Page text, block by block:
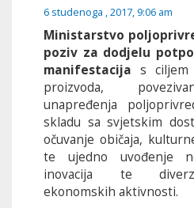
6 studenoga , 2017, 9:06 am
Ministarstvo
poziv za dodjelu
manifestacija s ciljem
proizvoda,
unapređenja
skladu sa svjetskim
očuvanje običaja,
te ujedno uvođenje
inovacija te
ekonomskih aktivnosti.